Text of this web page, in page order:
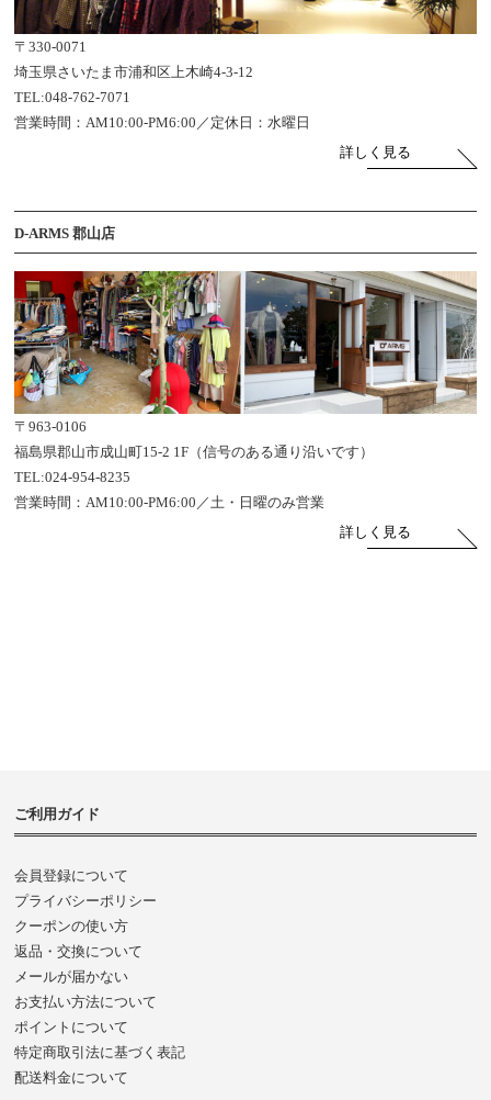
〒330-0071
埼玉県さいたま市浦和区上木崎4-3-12
TEL:048-762-7071
営業時間：AM10:00-PM6:00／定休日：水曜日
詳しく見る
D-ARMS 郡山店
〒963-0106
福島県郡山市成山町15-2 1F（信号のある通り沿いです）
TEL:024-954-8235
営業時間：AM10:00-PM6:00／土・日曜のみ営業
詳しく見る
ご利用ガイド
会員登録について
プライバシーポリシー
クーポンの使い方
返品・交換について
メールが届かない
お支払い方法について
ポイントについて
特定商取引法に基づく表記
配送料金について